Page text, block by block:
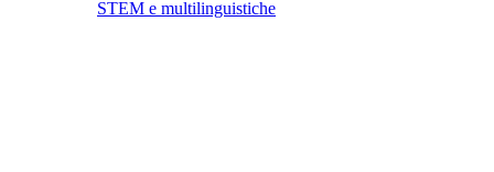
STEM e multilinguistiche